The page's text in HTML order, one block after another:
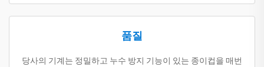
품질
당사의 기계는 정밀하고 누수 방지 기능이 있는 종이컵을 매번